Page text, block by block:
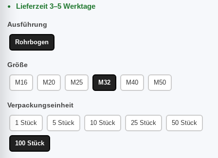
Lieferzeit 3–5 Werktage
Ausführung
Rohrbogen
Größe
M16 M20 M25 M32 M40 M50
Verpackungseinheit
1 Stück 5 Stück 10 Stück 25 Stück 50 Stück
100 Stück